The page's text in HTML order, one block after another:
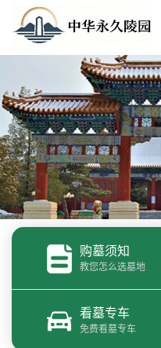
购墓须知
教您怎么选墓地
看墓专车
免费看墓专车